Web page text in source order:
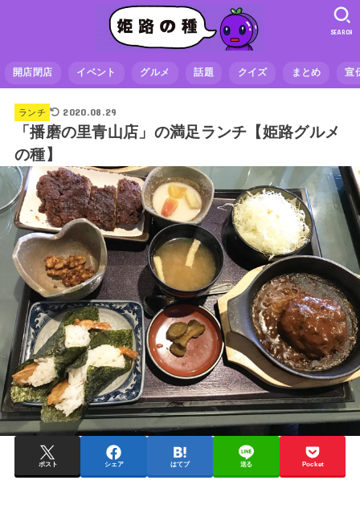
開店閉店 イベント グルメ 話題 クイズ まとめ 宣
SEARCH
ランチ 2020.08.29
「播磨の里青山店」の満足ランチ【姫路グルメ
の種】
ポスト シェア はてブ 送る Pocket